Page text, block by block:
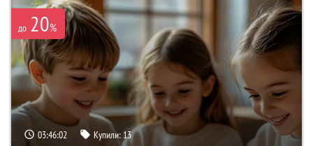
до 20%
03:46:01 Купили: 13